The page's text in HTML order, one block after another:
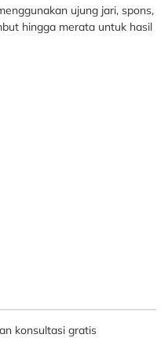
ujung jari, spons,
hingga merata untuk hasil
konsultasi gratis